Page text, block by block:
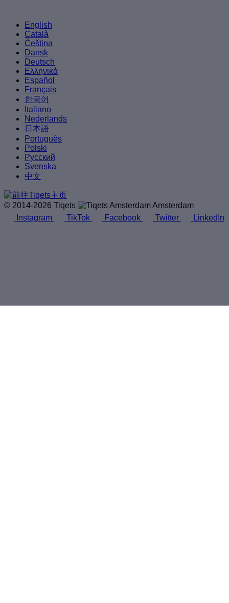
English
Català
Čeština
Dansk
Deutsch
Ελληνικά
Español
Français
한국어
Italiano
Nederlands
日本語
Português
Polski
Русский
Svenska
中文
© 2014-2026 Tiqets
Amsterdam
Instagram
TikTok Facebook Twitter LinkedIn